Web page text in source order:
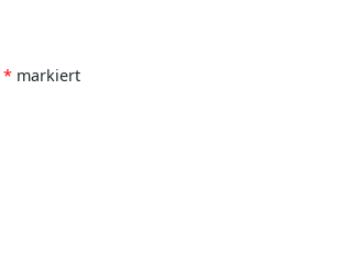
* markiert